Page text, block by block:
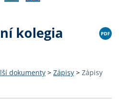
kolegia
dokumenty > Zápisy > Zápisy